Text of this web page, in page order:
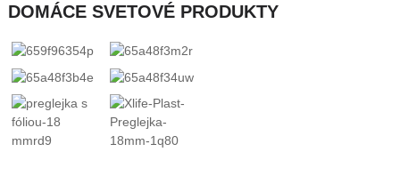
DOMÁCE SVETOVÉ PRODUKTY